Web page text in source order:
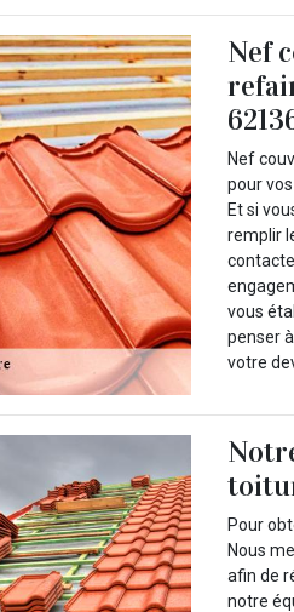
Nef
Nef
pour
Et si
remplir
vous
penser
votre
Pour
Nous
afin de
notre